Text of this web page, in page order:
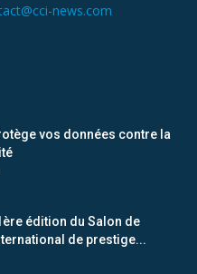
news.com
vos données contre la
édition du Salon de
de prestige...